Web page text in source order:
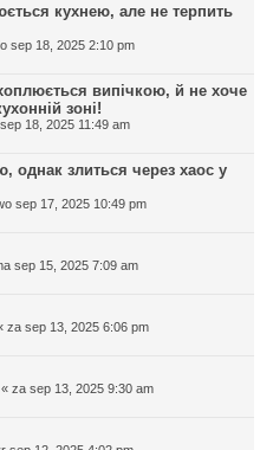
кухнею, але не терпить
sep 18, 2025 2:10 pm
випічкою, й не хоче
зоні!
18, 2025 11:49 am
однак злиться через хаос у
sep 17, 2025 10:49 pm
sep 15, 2025 7:09 am
za sep 13, 2025 6:06 pm
« za sep 13, 2025 9:30 am